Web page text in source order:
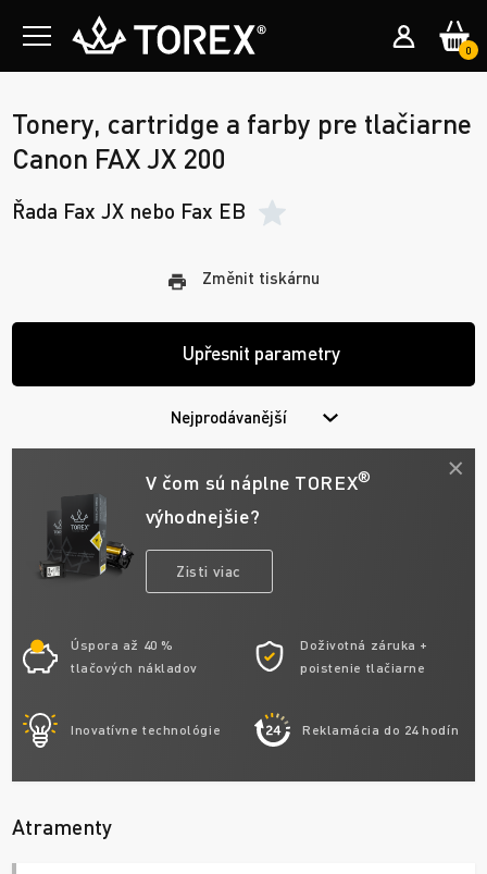
0
Tonery, cartridge a farby pre tlačiarne
Canon FAX JX 200
Řada Fax JX nebo Fax EB
Změnit tiskárnu
Upřesnit parametry
Nejprodávanější
V čom sú náplne TOREX®
výhodnejšie?
Zisti viac
Úspora až 40 %
tlačových nákladov
Doživotná záruka +
poistenie tlačiarne
Inovatívne technológie Reklamácia do 24 hodín
Atramenty